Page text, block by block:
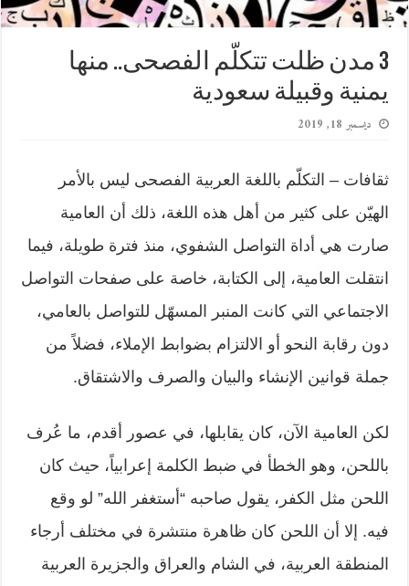
3 مدن ظلت تتكلّم الفصحى.. منها
يمنية وقبيلة سعودية
ديسمبر 18, 2019
ثقافات – التكلّم باللغة العربية الفصحى ليس بالأمر
الهيّن على كثير من أهل هذه اللغة، ذلك أن العامية
صارت هي أداة التواصل الشفوي، منذ فترة طويلة، فيما
انتقلت العامية، إلى الكتابة، خاصة على صفحات التواصل
الاجتماعي التي كانت المنبر المسهّل للتواصل بالعامي،
دون رقابة النحو أو الالتزام بضوابط الإملاء، فضلاً من
جملة قوانين الإنشاء والبيان والصرف والاشتقاق.
لكن العامية الآن، كان يقابلها، في عصور أقدم، ما عُرف
باللحن، وهو الخطأ في ضبط الكلمة إعرابياً، حيث كان
اللحن مثل الكفر، يقول صاحبه “أستغفر الله” لو وقع
فيه. إلا أن اللحن كان ظاهرة منتشرة في مختلف أرجاء
المنطقة العربية، في الشام والعراق والجزيرة العربية